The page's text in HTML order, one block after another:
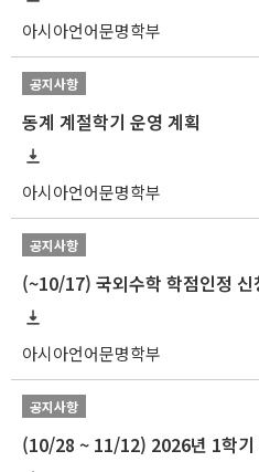
아시아언어문명학부
공지사항
동계 계절학기 운영 계획
아시아언어문명학부
공지사항
(~10/17) 국외수학 학점인정 신
아시아언어문명학부
공지사항